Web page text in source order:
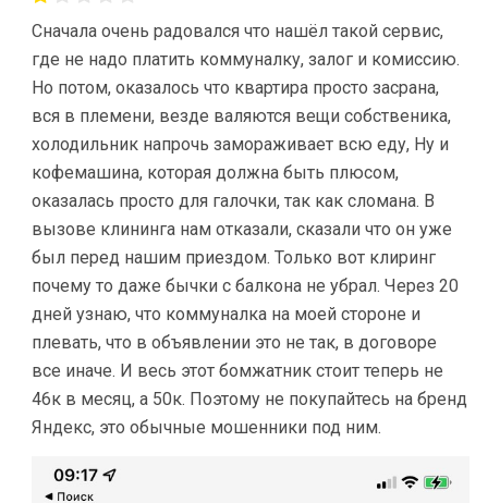
Сначала очень радовался что нашёл такой сервис,
где не надо платить коммуналку, залог и комиссию.
Но потом, оказалось что квартира просто засрана,
вся в племени, везде валяются вещи собственика,
холодильник напрочь замораживает всю еду, Ну и
кофемашина, которая должна быть плюсом,
оказалась просто для галочки, так как сломана. В
вызове клининга нам отказали, сказали что он уже
был перед нашим приездом. Только вот клиринг
почему то даже бычки с балкона не убрал. Через 20
дней узнаю, что коммуналка на моей стороне и
плевать, что в объявлении это не так, в договоре
все иначе. И весь этот бомжатник стоит теперь не
46к в месяц, а 50к. Поэтому не покупайтесь на бренд
Яндекс, это обычные мошенники под ним.